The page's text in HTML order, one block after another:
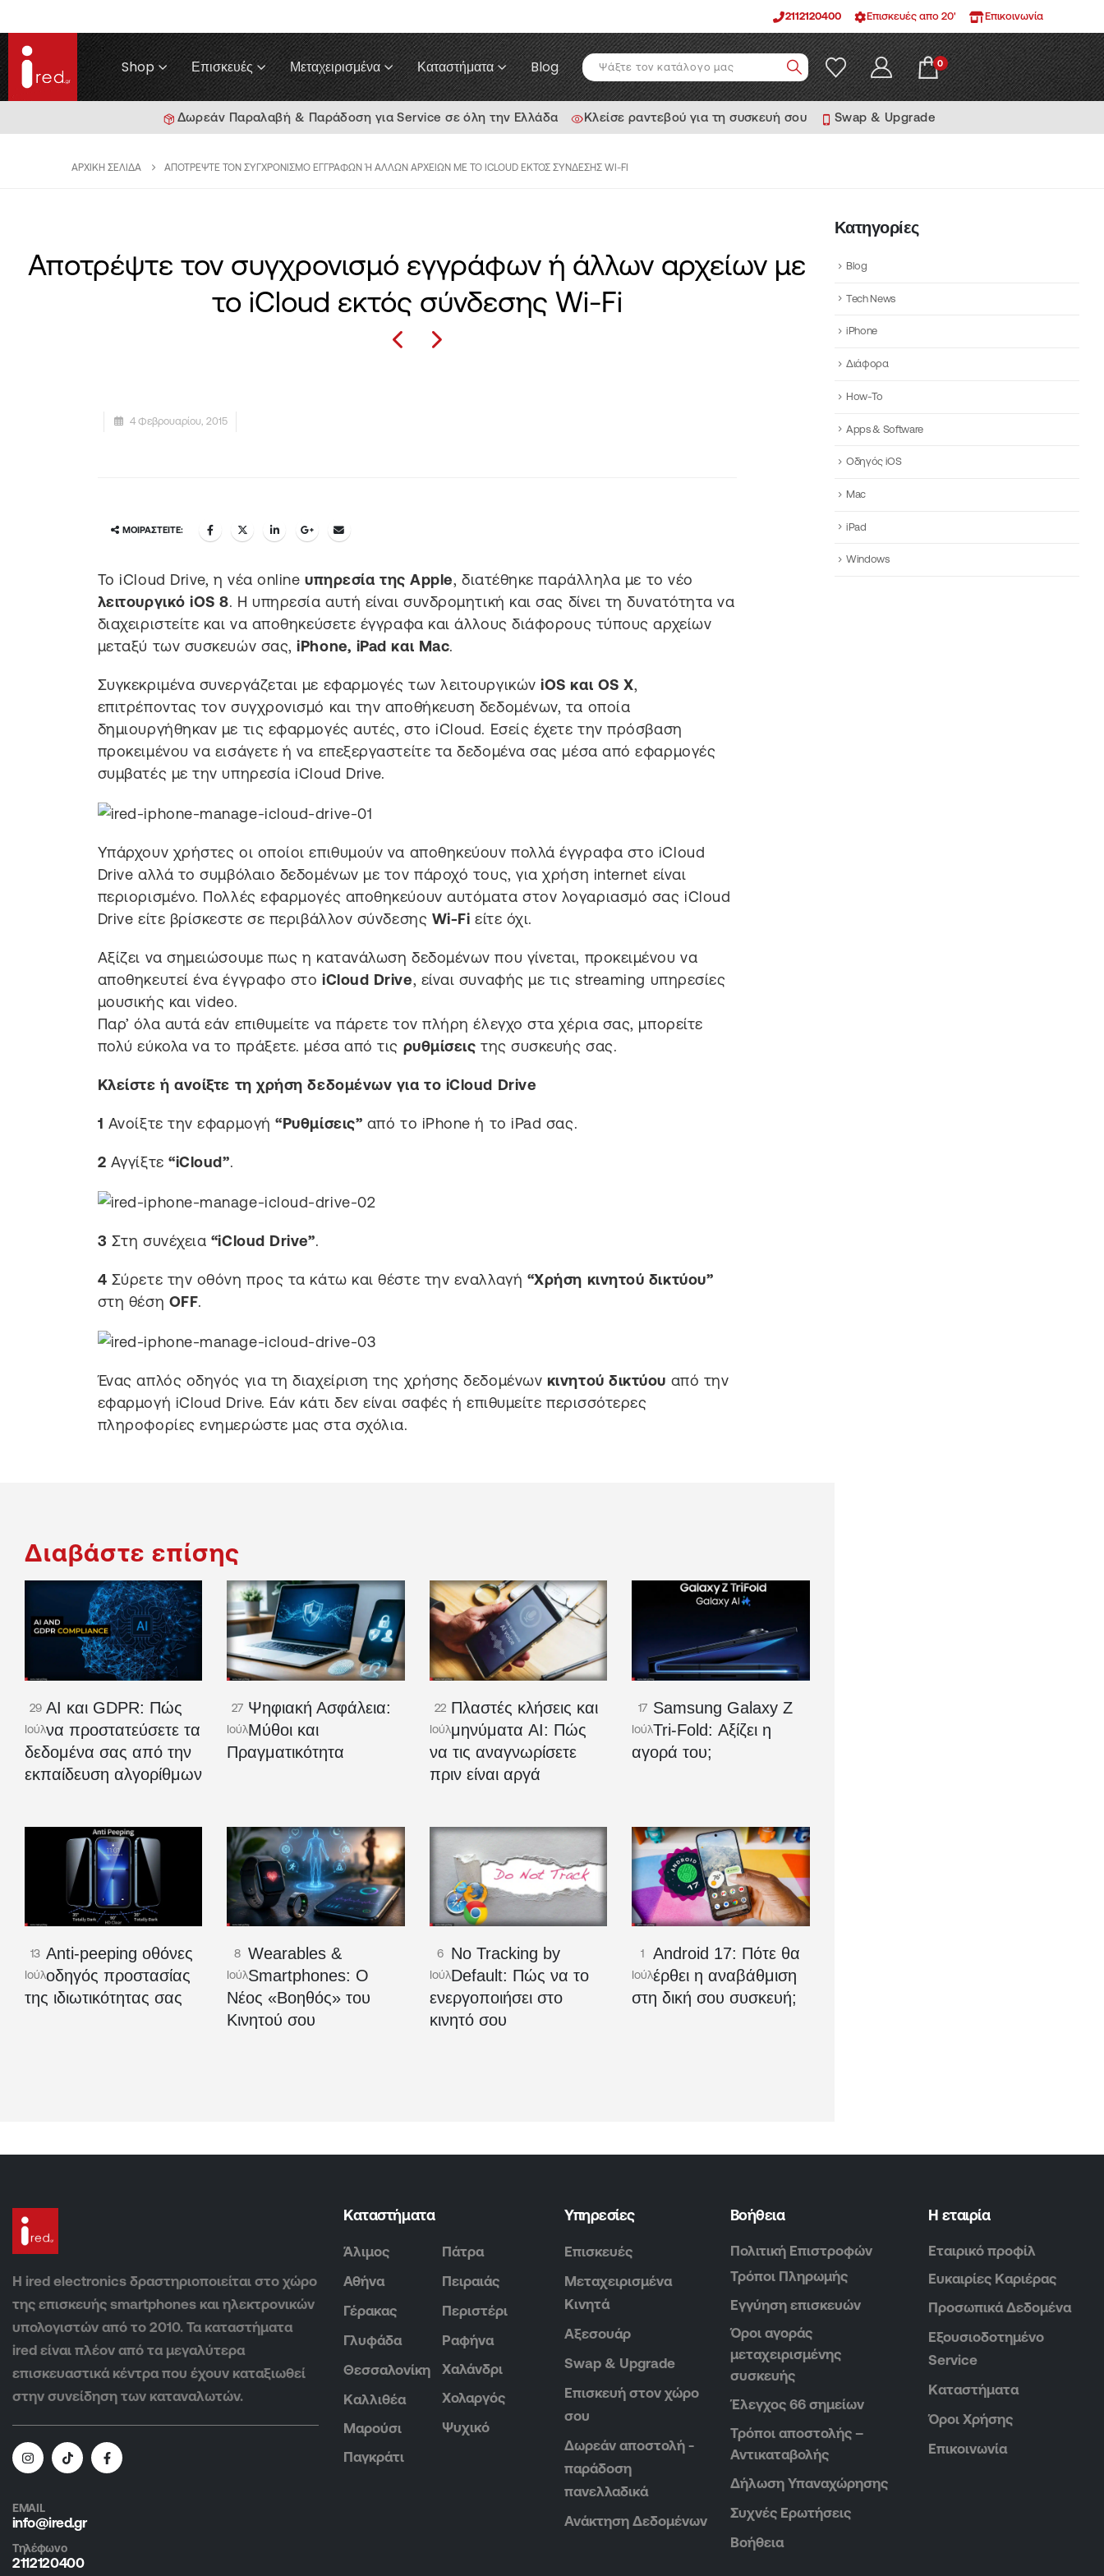
2112120400 Επισκευές απο 20' Επικοινωνία
Shop Επισκευές Μεταχειρισμένα Καταστήματα Blog 0
Δωρεάν Παραλαβή & Παράδοση για Service σε όλη την Ελλάδα Κλείσε ραντεβού για τη συσκευή σου Swap & Upgrade
ΑΡΧΙΚΉ ΣΕΛΊΔΑ ΑΠΟΤΡΈΨΤΕ ΤΟΝ ΣΥΓΧΡΟΝΙΣΜΌ ΕΓΓΡΆΦΩΝ Ή ΆΛΛΩΝ ΑΡΧΕΊΩΝ ΜΕ ΤΟ ICLOUD ΕΚΤΌΣ ΣΎΝΔΕΣΗΣ WI-FI
Αποτρέψτε τον συγχρονισμό εγγράφων ή άλλων αρχείων με
το iCloud εκτός σύνδεσης Wi-Fi
4 Φεβρουαρίου, 2015
ΜΟΙΡΑΣΤΕΊΤΕ:
Το iCloud Drive, η νέα onlineυπηρεσία της Apple, διατέθηκε παράλληλα με το νέο
λειτουργικό iOS 8. H υπηρεσία αυτή είναι συνδρομητική και σας δίνει τη δυνατότητα να
διαχειριστείτε και να αποθηκεύσετε έγγραφα και άλλους διάφορους τύπους αρχείων
μεταξύ των συσκευών σας,iPhone, iPad και Mac.
Συγκεκριμένα συνεργάζεται με εφαρμογές των λειτουργικώνiOS και OS X,
επιτρέποντας τον συγχρονισμό και την αποθήκευση δεδομένων, τα οποία
δημιουργήθηκαν με τις εφαρμογές αυτές, στο iCloud. Εσείς έχετε την πρόσβαση
προκειμένου να εισάγετε ή να επεξεργαστείτε τα δεδομένα σας μέσα από εφαρμογές
συμβατές με την υπηρεσία iCloud Drive.
Υπάρχουν χρήστες οι οποίοι επιθυμούν να αποθηκεύουν πολλά έγγραφα στο iCloud
Drive αλλά το συμβόλαιο δεδομένων με τον πάροχό τους, για χρήση internet είναι
περιορισμένο. Πολλές εφαρμογές αποθηκεύουν αυτόματα στον λογαριασμό σας iCloud
Drive είτε βρίσκεστε σε περιβάλλον σύνδεσης Wi-Fi είτε όχι.
Αξίζει να σημειώσουμε πως η κατανάλωση δεδομένων που γίνεται, προκειμένου να
αποθηκευτεί ένα έγγραφο στο iCloud Drive, είναι συναφής με τις streaming υπηρεσίες
μουσικής και video.
Παρ’ όλα αυτά εάν επιθυμείτε να πάρετε τον πλήρη έλεγχο στα χέρια σας, μπορείτε
πολύ εύκολα να το πράξετε. μέσα από τις ρυθμίσεις της συσκευής σας.
Κλείστε ή ανοίξτε τη χρήση δεδομένων για το iCloud Drive
1 Ανοίξτε την εφαρμογή“Ρυθμίσεις” από το iPhone ή το iPad σας.
2 Αγγίξτε “iCloud”.
3 Στη συνέχεια “iCloud Drive”.
4 Σύρετε την οθόνη προς τα κάτω και θέστε την εναλλαγή “Χρήση κινητού δικτύου”
στη θέση OFF.
Ένας απλός οδηγός για τη διαχείριση της χρήσης δεδομένων κινητού δικτύου από την
εφαρμογή iCloud Drive. Εάν κάτι δεν είναι σαφές ή επιθυμείτε περισσότερες
πληροφορίες ενημερώστε μας στα σχόλια.
Διαβάστε επίσης
29
Ιούλ
AI και GDPR: Πώς
να προστατεύσετε τα
δεδομένα σας από την
εκπαίδευση αλγορίθμων
27
Ιούλ
Ψηφιακή Ασφάλεια:
Μύθοι και
Πραγματικότητα
22
Ιούλ
Πλαστές κλήσεις και
μηνύματα AI: Πώς
να τις αναγνωρίσετε
πριν είναι αργά
17
Ιούλ
Samsung Galaxy Z
Tri-Fold: Αξίζει η
αγορά του;
13
Ιούλ
Anti-peeping οθόνες
οδηγός προστασίας
της ιδιωτικότητας σας
8
Ιούλ
Wearables &
Smartphones: Ο
Νέος «Βοηθός» του
Κινητού σου
6
Ιούλ
No Tracking by
Default: Πώς να το
ενεργοποιήσει στο
κινητό σου
1
Ιούλ
Android 17: Πότε θα
έρθει η αναβάθμιση
στη δική σου συσκευή;
Κατηγορίες
Blog
Tech News
iPhone
Διάφορα
How-To
Apps & Software
Οδηγός iOS
Mac
iPad
Windows
Η ired electronics δραστηριοποιείται στο χώρο
της επισκευής smartphones και ηλεκτρονικών
υπολογιστών από το 2010. Τα καταστήματα
ired είναι πλέον από τα μεγαλύτερα
επισκευαστικά κέντρα που έχουν καταξιωθεί
στην συνείδηση των καταναλωτών.
EMAIL
info@ired.gr
Τηλέφωνο
2112120400
Καταστήματα
Άλιμος
Αθήνα
Γέρακας
Γλυφάδα
Θεσσαλονίκη
Καλλιθέα
Μαρούσι
Παγκράτι
Πάτρα
Πειραιάς
Περιστέρι
Ραφήνα
Χαλάνδρι
Χολαργός
Ψυχικό
Υπηρεσίες
Επισκευές
Μεταχειρισμένα
Κινητά
Αξεσουάρ
Swap & Upgrade
Επισκευή στον χώρο
σου
Δωρεάν αποστολή -
παράδοση
πανελλαδικά
Ανάκτηση Δεδομένων
Βοήθεια
Πολιτική Επιστροφών
Τρόποι Πληρωμής
Εγγύηση επισκευών
Όροι αγοράς
μεταχειρισμένης
συσκευής
Έλεγχος 66 σημείων
Τρόποι αποστολής –
Αντικαταβολής
Δήλωση Υπαναχώρησης
Συχνές Ερωτήσεις
Βοήθεια
Η εταιρία
Εταιρικό προφίλ
Ευκαιρίες Καριέρας
Προσωπικά Δεδομένα
Εξουσιοδοτημένο
Service
Καταστήματα
Όροι Χρήσης
Επικοινωνία